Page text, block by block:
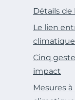
Détails de
Le lien
Cinq
impact
Mesures